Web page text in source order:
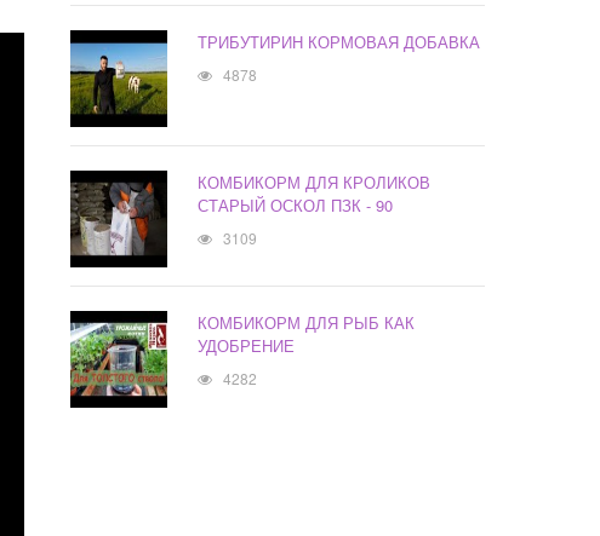
ТРИБУТИРИН КОРМОВАЯ ДОБАВКА
4878
КОМБИКОРМ ДЛЯ КРОЛИКОВ
СТАРЫЙ ОСКОЛ ПЗК - 90
3109
КОМБИКОРМ ДЛЯ РЫБ КАК
УДОБРЕНИЕ
4282